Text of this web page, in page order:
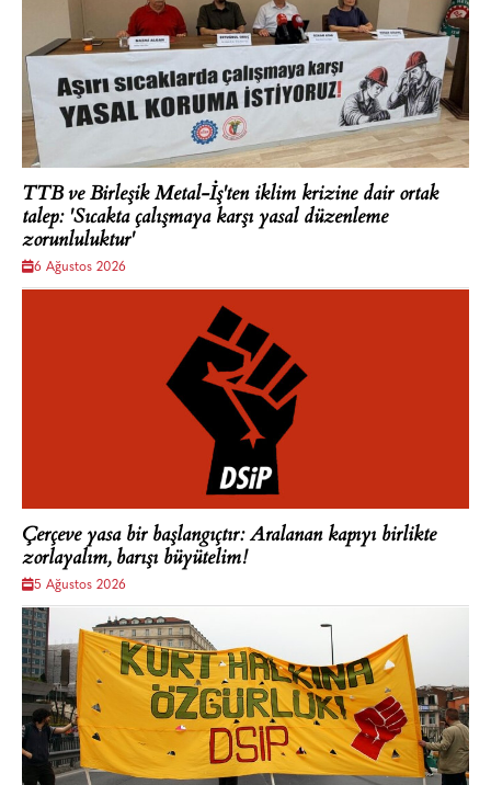
TTB ve Birleşik Metal-İş'ten iklim krizine dair ortak
talep: 'Sıcakta çalışmaya karşı yasal düzenleme
zorunluluktur'
6 Ağustos 2026
Çerçeve yasa bir başlangıçtır: Aralanan kapıyı birlikte
zorlayalım, barışı büyütelim!
5 Ağustos 2026